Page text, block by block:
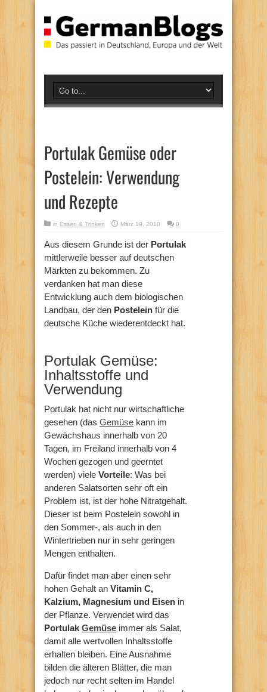
Portulak Gemüse oder
Postelein: Verwendung
und Rezepte
in Essen & Trinken März 19, 2010 0
Aus diesem Grunde ist der Portulak
mittlerweile besser auf deutschen
Märkten zu bekommen. Zu
verdanken hat man diese
Entwicklung auch dem biologischen
Landbau, der den Postelein für die
deutsche Küche wiederentdeckt hat.
Portulak Gemüse:
Inhaltsstoffe und
Verwendung
Portulak hat nicht nur wirtschaftliche
gesehen (das Gemüse kann im
Gewächshaus innerhalb von 20
Tagen, im Freiland innerhalb von 4
Wochen gezogen und geerntet
werden) viele Vorteile: Was bei
anderen Salatsorten sehr oft ein
Problem ist, ist der hohe Nitratgehalt.
Dieser ist beim Postelein sowohl in
den Sommer-, als auch in den
Wintertrieben nur in sehr geringen
Mengen enthalten.
Dafür findet man aber einen sehr
hohen Gehalt an Vitamin C,
Kalzium, Magnesium und Eisen in
der Pflanze. Verwendet wird das
Portulak Gemüse immer als Salat,
damit alle wertvollen Inhaltsstoffe
erhalten bleiben. Eine Ausnahme
bilden die älteren Blätter, die man
jedoch nur recht selten im Handel